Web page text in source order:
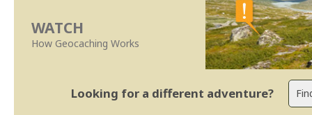
WATCH
How Geocaching Works
Looking for a different adventure?